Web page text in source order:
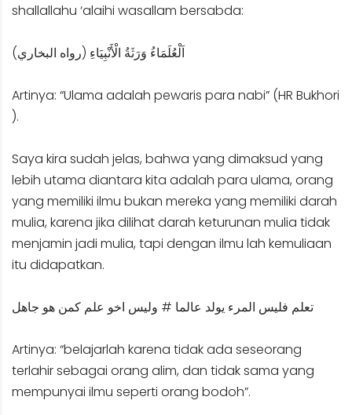
shallallahu ‘alaihi wasallam bersabda:
اَلْعُلَمَاءُ وَرَثَةُ الْأَنْبِيَاءِ (رواه البخاري)
Artinya: “Ulama adalah pewaris para nabi” (HR Bukhori
).
Saya kira sudah jelas, bahwa yang dimaksud yang
lebih utama diantara kita adalah para ulama, orang
yang memiliki ilmu bukan mereka yang memiliki darah
mulia, karena jika dilihat darah keturunan mulia tidak
menjamin jadi mulia, tapi dengan ilmu lah kemuliaan
itu didapatkan.
تعلم فليس المرء يولد عالما # وليس اخو علم كمن هو جاهل
Artinya: “belajarlah karena tidak ada seseorang
terlahir sebagai orang alim, dan tidak sama yang
mempunyai ilmu seperti orang bodoh”.